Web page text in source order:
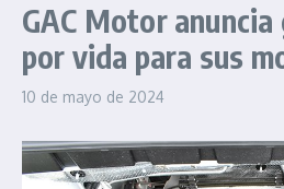
GAC Motor
por vida para sus
10 de mayo de 2024